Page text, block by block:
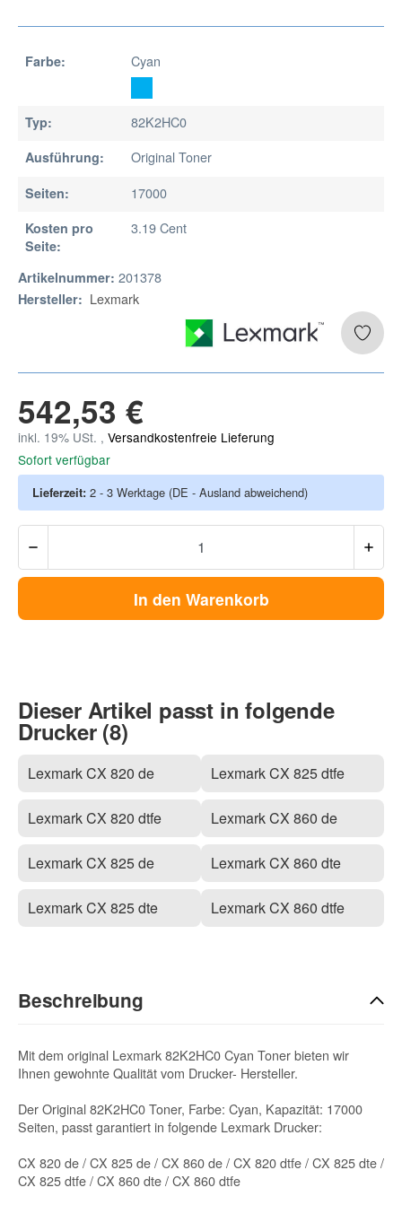
Farbe: Cyan
Typ: 82K2HC0
Ausführung: Original Toner
Seiten: 17000
Kosten pro
Seite:
3.19 Cent
Artikelnummer: 201378
Hersteller: Lexmark
542,53 €
inkl. 19% USt. , Versandkostenfreie Lieferung
Sofort verfügbar
Lieferzeit: 2 - 3 Werktage (DE - Ausland abweichend)
In den Warenkorb
Dieser Artikel passt in folgende
Drucker (8)
Lexmark CX 820 de
Lexmark CX 820 dtfe
Lexmark CX 825 de
Lexmark CX 825 dte
Lexmark CX 825 dtfe
Lexmark CX 860 de
Lexmark CX 860 dte
Lexmark CX 860 dtfe
Beschreibung
Mit dem original Lexmark 82K2HC0 Cyan Toner bieten wir
Ihnen gewohnte Qualität vom Drucker- Hersteller.
Der Original 82K2HC0 Toner, Farbe: Cyan, Kapazität: 17000
Seiten, passt garantiert in folgende Lexmark Drucker:
CX 820 de / CX 825 de / CX 860 de / CX 820 dtfe / CX 825 dte /
CX 825 dtfe / CX 860 dte / CX 860 dtfe